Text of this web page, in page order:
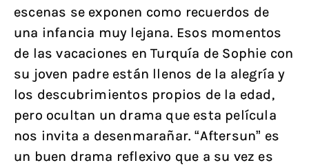
escenas se exponen como recuerdos de
una infancia muy lejana. Esos momentos
de las vacaciones en Turquía de Sophie con
su joven padre están llenos de la alegría y
los descubrimientos propios de la edad,
pero ocultan un drama que esta película
nos invita a desenmarañar. “Aftersun” es
un buen drama reflexivo que a su vez es